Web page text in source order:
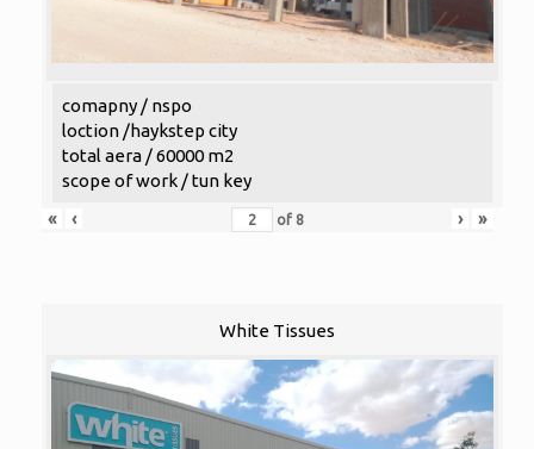
comapny / nspo
loction /haykstep city
total aera / 60000 m2
scope of work / tun key
«
‹ of 8 › »
White Tissues